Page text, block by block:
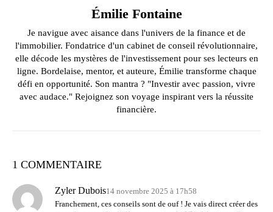
Émilie Fontaine
Je navigue avec aisance dans l'univers de la finance et de
l'immobilier. Fondatrice d'un cabinet de conseil révolutionnaire,
elle décode les mystères de l'investissement pour ses lecteurs en
ligne. Bordelaise, mentor, et auteure, Émilie transforme chaque
défi en opportunité. Son mantra ? "Investir avec passion, vivre
avec audace." Rejoignez son voyage inspirant vers la réussite
financière.
1 COMMENTAIRE
Zyler Dubois14 novembre 2025 à 17h58
Franchement, ces conseils sont de ouf ! Je vais direct créer des